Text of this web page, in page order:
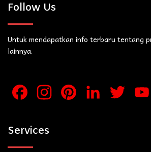
Follow Us
Untuk mendapatkan info terbaru tentang
lainnya.
FacebookInstagramPinterestLinkedInTwitter
Services